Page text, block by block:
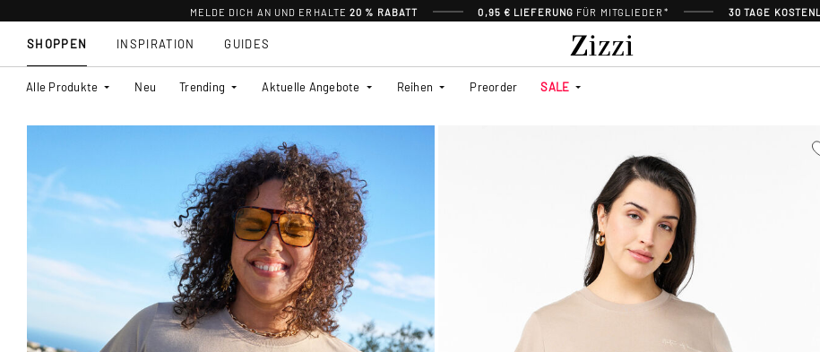
MELDE DICH AN UND ERHALTE20 % RABATT 0,95 € LIEFERUNG FÜR MITGLIEDER* 30 TAGE
SHOPPEN
Alle Produkte Neu Trending Aktuelle Angebote Reihen Preorder SALE
INSPIRATION GUIDES